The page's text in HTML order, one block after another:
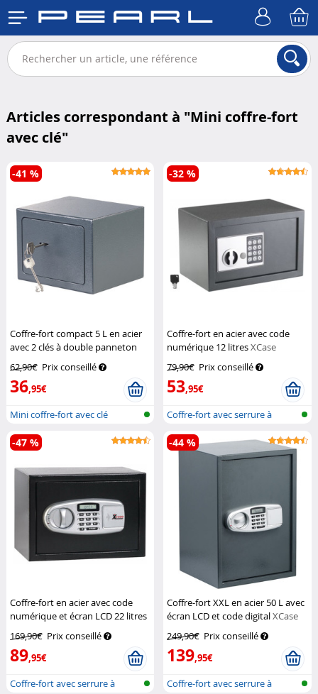
Articles correspondant à "Mini coffre-fort
avec clé"
Coffre-fort compact 5 L en acier
avec 2 clés à double panneton
62,90€ Prix conseillé
36,95€
-41 %
Mini coffre-fort avec clé
Coffre-fort en acier avec code
numérique 12 litresXCase
79,90€ Prix conseillé
53,95€
-32 %
Coffre-fort avec serrure à
combinai...
Coffre-fort en acier avec code
numérique et écran LCD 22 litres
169,90€ Prix conseillé
89,95€
-47 %
Coffre-fort avec serrure à
Coffre-fort XXL en acier 50 L avec
écran LCD et code digitalXCase
249,90€ Prix conseillé
139,95€
-44 %
Coffre-fort avec serrure à